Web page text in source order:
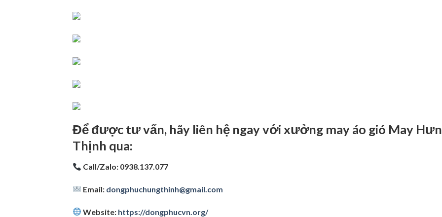
Để được tư vấn, hãy liên hệ ngay với xưởng may áo gió May
Thịnh qua:
Call/Zalo: 0938.137.077
Email: dongphuchungthinh@gmail.com
Website: https://dongphucvn.org/